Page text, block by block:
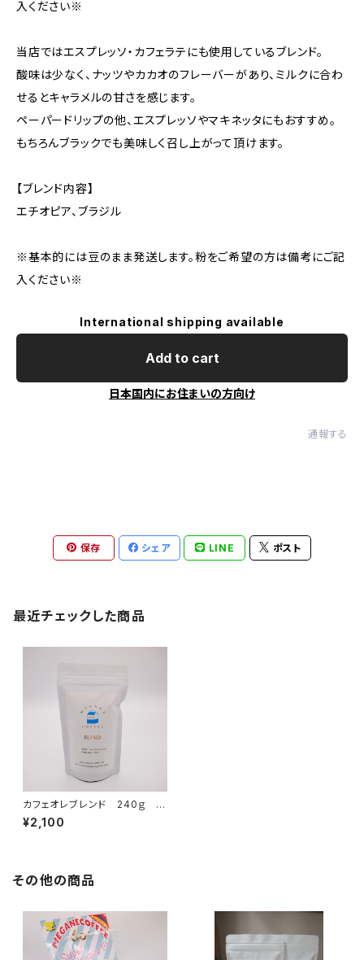
入ください※
当店ではエスプレッソ・カフェラテにも使用しているブレンド。
酸味は少なく、ナッツやカカオのフレーバーがあり、ミルクに合わ
せるとキャラメルの甘さを感じます。
ペーパードリップの他、エスプレッソやマキネッタにもおすすめ。
もちろんブラックでも美味しく召し上がって頂けます。
【ブレンド内容】
エチオピア、ブラジル
※基本的には豆のまま発送します。粉をご希望の方は備考にご記
入ください※
International shipping available
Add to cart
日本国内にお住まいの方向け
通報する
保存 シェア LINE ポスト
最近チェックした商品
カフェオレブレンド 240ｇ 中
深煎り
¥2,100
その他の商品